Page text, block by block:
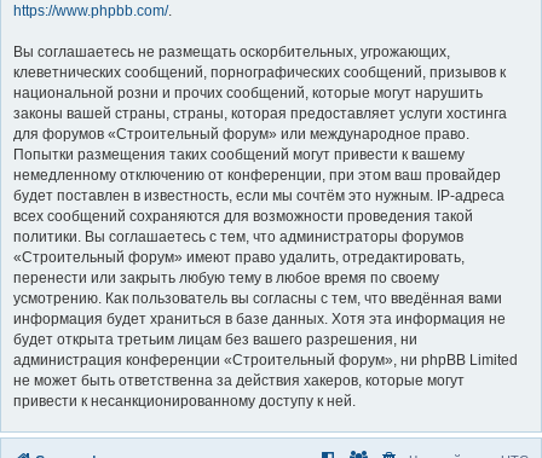
https://www.phpbb.com/.
Вы соглашаетесь не размещать оскорбительных, угрожающих,
клеветнических сообщений, порнографических сообщений, призывов к
национальной розни и прочих сообщений, которые могут нарушить
законы вашей страны, страны, которая предоставляет услуги хостинга
для форумов «Строительный форум» или международное право.
Попытки размещения таких сообщений могут привести к вашему
немедленному отключению от конференции, при этом ваш провайдер
будет поставлен в известность, если мы сочтём это нужным. IP-адреса
всех сообщений сохраняются для возможности проведения такой
политики. Вы соглашаетесь с тем, что администраторы форумов
«Строительный форум» имеют право удалить, отредактировать,
перенести или закрыть любую тему в любое время по своему
усмотрению. Как пользователь вы согласны с тем, что введённая вами
информация будет храниться в базе данных. Хотя эта информация не
будет открыта третьим лицам без вашего разрешения, ни
администрация конференции «Строительный форум», ни phpBB Limited
не может быть ответственна за действия хакеров, которые могут
привести к несанкционированному доступу к ней.